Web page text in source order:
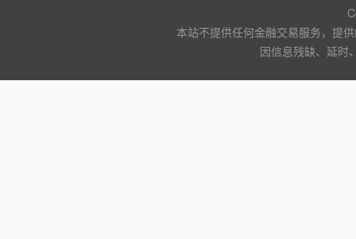
本站不提供任何金融交易服务，提
因信息残缺、延时